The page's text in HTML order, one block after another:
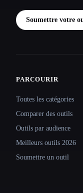
Soumettre votre
Site
PARCOURIR
Toutes les catégories
Comparer des outils
Outils par audience
Meilleurs outils 2026
Soumettre un outil